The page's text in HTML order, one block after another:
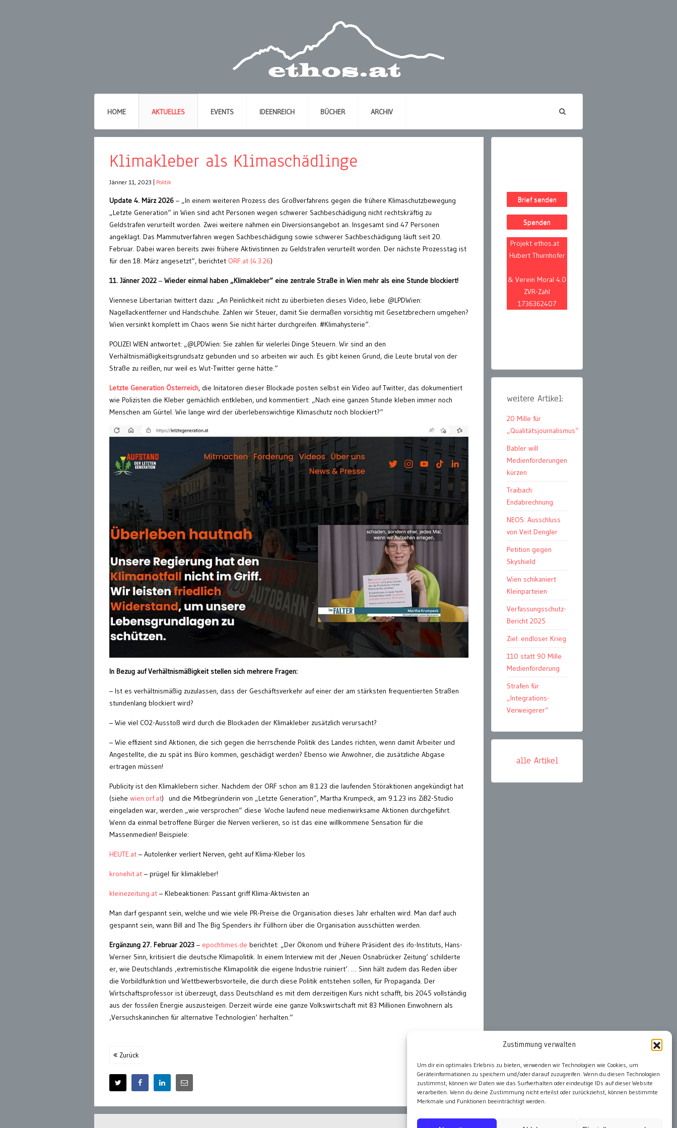
Zustimmung verwalten
Um dir ein optimales Erlebnis zu bieten, verwenden wir Technologien wie Cookies, um
Geräteinformationen zu speichern und/oder darauf zuzugreifen. Wenn du diesen Technologien
zustimmst, können wir Daten wie das Surfverhalten oder eindeutige IDs auf dieser Website
verarbeiten. Wenn du deine Zustimmung nicht erteilst oder zurückziehst, können bestimmte
Merkmale und Funktionen beeinträchtigt werden.
HOME AKTUELLES EVENTS IDEENREICH BÜCHER ARCHIV
Klimakleber als Klimaschädlinge
Jänner 11, 2023 Politik
Update 4. März 2026 – „In einem weiteren Prozess des Großverfahrens gegen die frühere Klimaschutzbewegung
„Letzte Generation“ in Wien sind acht Personen wegen schwerer Sachbeschädigung nicht rechtskräftig zu
Geldstrafen verurteilt worden. Zwei weitere nahmen ein Diversionsangebot an. Insgesamt sind 47 Personen
angeklagt. Das Mammutverfahren wegen Sachbeschädigung sowie schwerer Sachbeschädigung läuft seit 20.
Februar. Dabei waren bereits zwei frühere Aktivistinnen zu Geldstrafen verurteilt worden. Der nächste Prozesstag ist
für den 18. März angesetzt“, berichtet ORF.at (4.3.26)
11. Jänner 2022 – Wieder einmal haben „Klimakleber“ eine zentrale Straße in Wien mehr als eine Stunde blockiert!
Viennese Libertarian twittert dazu: „An Peinlichkeit nicht zu überbieten dieses Video, liebe @LPDWien:
Nagellackentferner und Handschuhe. Zahlen wir Steuer, damit Sie dermaßen vorsichtig mit Gesetzbrechern umgehen?
Wien versinkt komplett im Chaos wenn Sie nicht härter durchgreifen. #Klimahysterie“.
POLIZEI WIEN antwortet: „@LPDWien: Sie zahlen für vielerlei Dinge Steuern. Wir sind an den
Verhältnismäßigkeitsgrundsatz gebunden und so arbeiten wir auch. Es gibt keinen Grund, die Leute brutal von der
Straße zu reißen, nur weil es Wut-Twitter gerne hätte.“
Letzte Generation Österreich, die Initatoren dieser Blockade posten selbst ein Video auf Twitter, das dokumentiert
wie Polizisten die Kleber gemächlich entkleben, und kommentiert: „Nach eine ganzen Stunde kleben immer noch
Menschen am Gürtel. Wie lange wird der überlebenswichtige Klimaschutz noch blockiert?“
In Bezug auf Verhältnismäßigkeit stellen sich mehrere Fragen:
– Ist es verhältnismäßig zuzulassen, dass der Geschäftsverkehr auf einer der am stärksten frequentierten Straßen
stundenlang blockiert wird?
– Wie viel CO2-Ausstoß wird durch die Blockaden der Klimakleber zusätzlich verursacht?
– Wie effizient sind Aktionen, die sich gegen die herrschende Politik des Landes richten, wenn damit Arbeiter und
Angestellte, die zu spät ins Büro kommen, geschädigt werden? Ebenso wie Anwohner, die zusätzliche Abgase
ertragen müssen!
Publicity ist den Klimaklebern sicher. Nachdem der ORF schon am 8.1.23 die laufenden Störaktionen angekündigt hat
(siehe wien.orf.at) und die Mitbegründerin von „Letzte Generation“, Martha Krumpeck, am 9.1.23 ins ZiB2-Studio
eingeladen war, werden „wie versprochen“ diese Woche laufend neue medienwirksame Aktionen durchgeführt.
Wenn da einmal betroffene Bürger die Nerven verlieren, so ist das eine willkommene Sensation für die
Massenmedien! Beispiele:
HEUTE.at – Autolenker verliert Nerven, geht auf Klima-Kleber los
kronehit.at – prügel für klimakleber!
kleinezeitung.at – Klebeaktionen: Passant griff Klima-Aktivisten an
Man darf gespannt sein, welche und wie viele PR-Preise die Organisation dieses Jahr erhalten wird. Man darf auch
gespannt sein, wann Bill and The Big Spenders ihr Füllhorn über die Organisation ausschütten werden.
Ergänzung 27. Februar 2023 – epochtimes.de berichtet: „Der Ökonom und frühere Präsident des ifo-Instituts, Hans-
Werner Sinn, kritisiert die deutsche Klimapolitik. In einem Interview mit der ‚Neuen Osnabrücker Zeitung‘ schilderte
er, wie Deutschlands ‚extremistische Klimapolitik die eigene Industrie ruiniert‘. … Sinn hält zudem das Reden über
die Vorbildfunktion und Wettbewerbsvorteile, die durch diese Politik entstehen sollen, für Propaganda. Der
Wirtschaftsprofessor ist überzeugt, dass Deutschland es mit dem derzeitigen Kurs nicht schafft, bis 2045 vollständig
aus der fossilen Energie auszusteigen. Derzeit würde eine ganze Volkswirtschaft mit 83 Millionen Einwohnern als
‚Versuchskaninchen für alternative Technologien‘ herhalten.“
Zurück
Brief senden
Spenden
Projekt ethos.at
Hubert Thurnhofer
& Verein Moral 4.0
ZVR-Zahl
1736362407
weitere Artikel:
20 Mille für
„Qualitätsjournalismus“
Babler will
Medienförderungen
kürzen
Traibach:
Endabrechnung
NEOS: Ausschluss
von Veit Dengler
Petition gegen
Skyshield
Wien schikaniert
Kleinparteien
Verfassungsschutz-
Bericht 2025
Ziel: endloser Krieg
110 statt 90 Mille
Medienförderung
Strafen für
„Integrations-
Verweigerer“
alle Artikel